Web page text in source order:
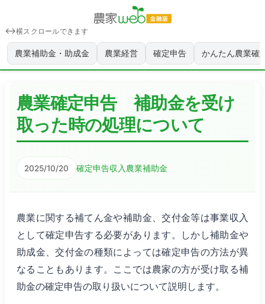
横スクロールできます
農業補助金・助成金 農業経営 確定申告 かんたん農業確
農業確定申告 補助金を受け
取った時の処理について
2025/10/20 確定申告収入 農業補助金
農業に関する補てん金や補助金、交付金等は事業収入
として確定申告する必要があります。しかし補助金や
助成金、交付金の種類によっては確定申告の方法が異
なることもあります。ここでは農家の方が受け取る補
助金の確定申告の取り扱いについて説明します。